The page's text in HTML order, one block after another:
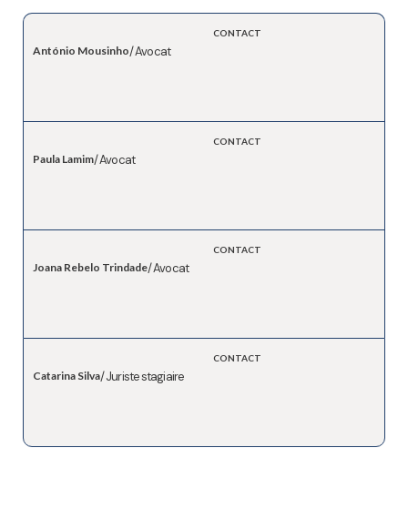
António Mousinho/ Avocat
CONTACT
Paula Lamim/ Avocat
CONTACT
Joana Rebelo Trindade/ Avocat
CONTACT
Catarina Silva/ Juriste stagiaire
CONTACT